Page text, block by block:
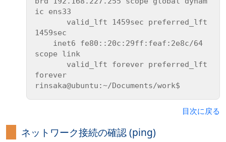
ic ens33
1459sec
scope link
forever
目次に戻る
ネットワーク接続の確認 (ping)